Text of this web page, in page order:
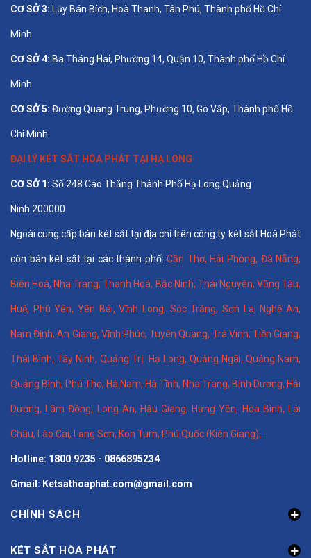
CƠ SỞ 3: Lũy Bán Bích, Hoà Thanh, Tân Phú, Thành phố Hồ Chí
Minh
CƠ SỞ 4: Ba Tháng Hai, Phường 14, Quận 10, Thành phố Hồ Chí
Minh
CƠ SỞ 5: Đường Quang Trung, Phường 10, Gò Vấp, Thành phố Hồ
Chí Minh.
ĐẠI LÝ KÉT SẮT HÒA PHÁT TẠI HẠ LONG
CƠ SỞ 1: Số 248 Cao Thắng Thành Phố Hạ Long Quảng
Ninh 200000
Ngoài cung cấp bán két sắt tại địa chỉ trên công ty két sắt Hoà Phát
còn bán két sắt tại các thành phố:Cần Thơ, Hải Phòng, Đà Nẵng,
Biên Hoà, Nha Trang,Thanh Hoá, Bắc Ninh, Thái Nguyên, Vũng Tàu,
Huế, Phú Yên,Yên Bái,Vĩnh Long, Sóc Trăng,Sơn La, Nghệ An,
Nam Định,An Giang, Vĩnh Phúc,Tuyên Quang, Trà Vinh, Tiền Giang,
Thái Bình,Tây Ninh,Quảng Trị, Hạ Long, Quảng Ngãi, Quảng Nam,
Quảng Bình, Phú Thọ, Hà Nam, Hà Tĩnh, Nha Trang, Bình Dương, Hải
Dương, Lâm Đồng, Long An, Hậu Giang, Hưng Yên, Hòa Bình, Lai
Châu, Lào Cai, Lạng Sơn, Kon Tum, Phú Quốc (Kiên Giang),...
Hotline: 1800.9235 - 0866895234
Gmail: Ketsathoaphat.com@gmail.com
CHÍNH SÁCH
KÉT SẮT HÒA PHÁT